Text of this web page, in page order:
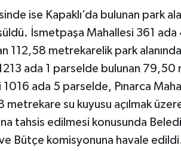
ise Kapaklı’da bulunan park
İsmetpaşa Mahallesi 361
112,58 metrekarelik park
ada 1 parselde bulunan
1016 ada 5 parselde, Pınarca
metrekare su kuyusu açılmak
tahsis edilmesi konusunda
Bütçe komisyonuna havale